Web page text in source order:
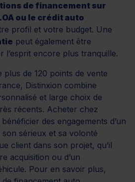
de financement sur
ou le crédit auto
profil et votre budget. Une
peut également être
l’esprit encore plus tranquille.
plus de 120 points de vente
Distinxion combine
et large choix de
récents. Acheter chez
des engagements d’un
sérieux et sa volonté
client dans son projet, qu’il
acquisition ou d’un
Pour en savoir plus,